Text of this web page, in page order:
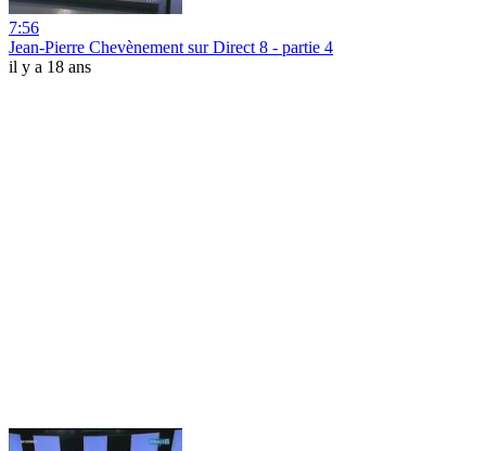
7:56
Jean-Pierre Chevènement sur Direct 8 - partie 4
il y a 18 ans